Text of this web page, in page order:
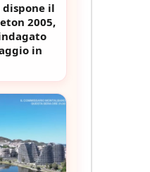
il
2005,
in